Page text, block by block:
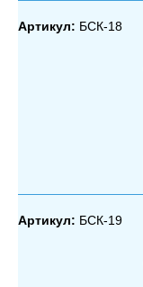
Артикул: БСК-18
Артикул: БСК-19